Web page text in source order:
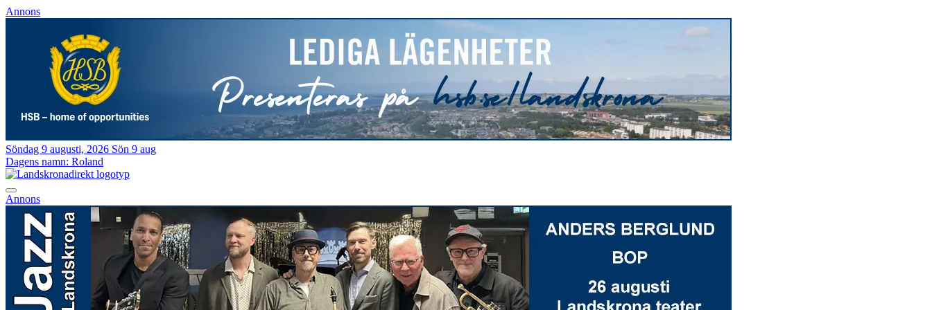
Annons
Söndag 9 augusti, 2026 Sön 9 aug
Dagens namn: Roland
Annons